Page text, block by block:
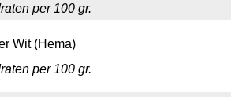
per 100 gr.
Wit (Hema)
per 100 gr.